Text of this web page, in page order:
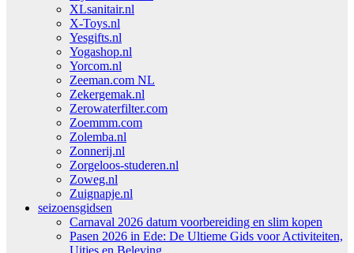
XLsanitair.nl
X-Toys.nl
Yesgifts.nl
Yogashop.nl
Yorcom.nl
Zeeman.com NL
Zekergemak.nl
Zerowaterfilter.com
Zoemmm.com
Zolemba.nl
Zonnerij.nl
Zorgeloos-studeren.nl
Zoweg.nl
Zuignapje.nl
seizoensgidsen
Carnaval 2026 datum voorbereiding en slim kopen
Pasen 2026 in Ede: De Ultieme Gids voor Activiteiten,
Uitjes en Beleving